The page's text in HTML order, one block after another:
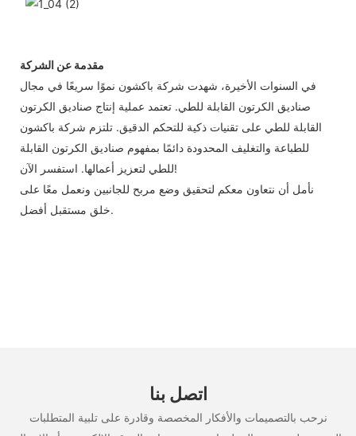
مقدمة عن الشركة
في السنوات الأخيرة، شهدت شركة باكشون نموًا سريعًا في مجال
صناديق الكرتون القابلة للطي. تعتمد عملية إنتاج صناديق الكرتون
القابلة للطي على تقنيات ذكية للتحكم الدقيق. تلتزم شركة باكشون
للطباعة والتغليف المحدودة دائمًا بمفهوم صناديق الكرتون القابلة
للطي لتعزيز أعمالها. استفسر الآن!
نأمل أن نتعاون معكم لتحقيق وضع مربح للجانبين ونعمل معًا على
خلق مستقبل أفضل.
اتصل بنا
نرحب بالتصميمات والأفكار المخصصة وقادرة على تلبية المتطلبات